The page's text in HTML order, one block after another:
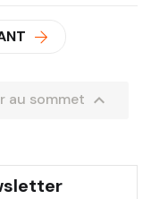
au sommet 